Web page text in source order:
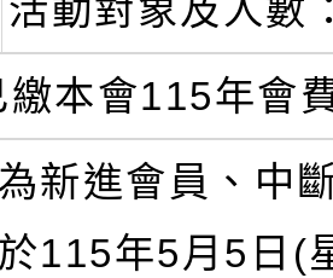
活動對象及人數
繳本會115年會
新進會員、中
115年5月5日(